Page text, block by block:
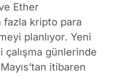
Ether
fazla kripto para
planlıyor. Yeni
günlerinde
itibaren